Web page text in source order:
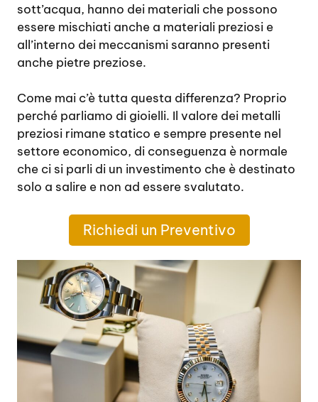
sott’acqua, hanno dei materiali che possono
essere mischiati anche a materiali preziosi e
all’interno dei meccanismi saranno presenti
anche pietre preziose.
Come mai c’è tutta questa differenza? Proprio
perché parliamo di gioielli. Il valore dei metalli
preziosi rimane statico e sempre presente nel
settore economico, di conseguenza è normale
che ci si parli di un investimento che è destinato
solo a salire e non ad essere svalutato.
Richiedi un Preventivo